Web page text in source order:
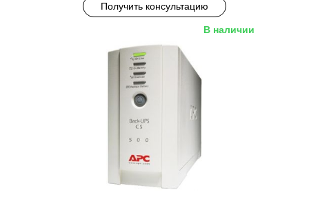
Получить консультацию
В наличии